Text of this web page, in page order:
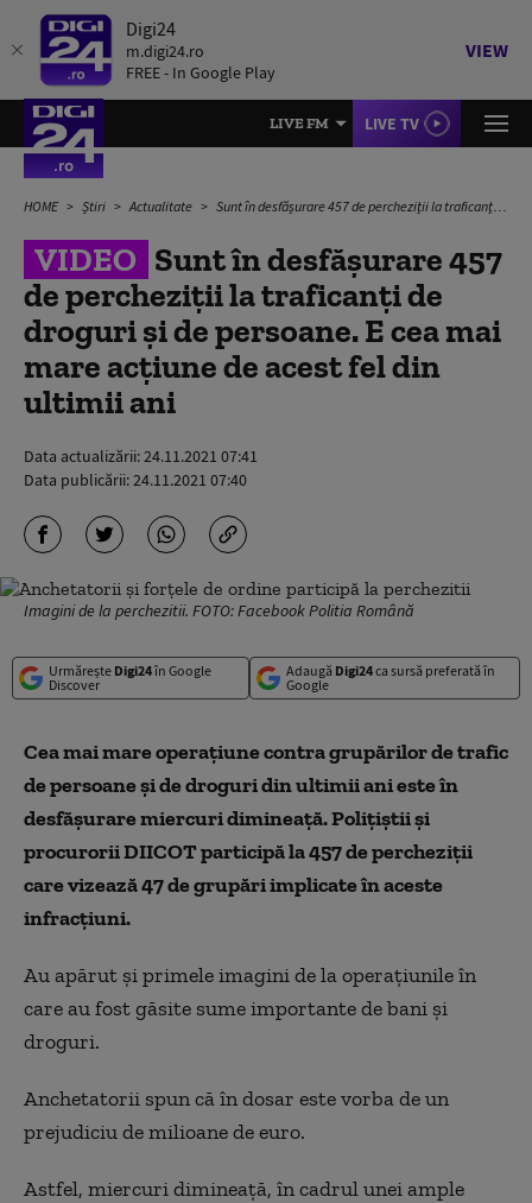
Digi24
m.digi24.ro
FREE - In Google Play
VIEW
LIVE FM LIVE TV
HOME Știri Actualitate Sunt în desfășurare 457 de percheziții la traficanți de droguri și de persoane. E cea mai mare acțiune de acest fel din ultimii ani
VIDEO Sunt în desfășurare 457
de percheziții la traficanți de
droguri și de persoane. E cea mai
mare acțiune de acest fel din
ultimii ani
Data actualizării:24.11.2021 07:41
Data publicării:24.11.2021 07:40
Imagini de la perchezitii. FOTO: Facebook Politia Română
Urmărește Digi24în Google
Discover
Adaugă Digi24ca sursă preferată în
Google
Cea mai mare operațiune contra grupărilor de trafic
de persoane și de droguri din ultimii ani este în
desfășurare miercuri dimineață. Polițiștii și
procurorii DIICOT participă la 457 de percheziții
care vizează 47 de grupări implicate în aceste
infracțiuni.
Au apărut și primele imagini de la operațiunile în
care au fost găsite sume importante de bani și
droguri.
Anchetatorii spun că în dosar este vorba de un
prejudiciu de milioane de euro.
Astfel, miercuri dimineață, în cadrul unei ample